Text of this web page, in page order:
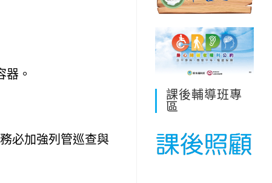
器 。
必加強列管巡查與
課後輔導班專
區